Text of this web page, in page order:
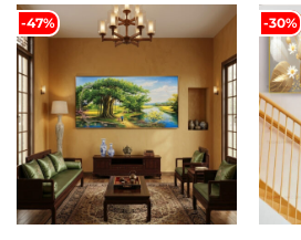
-47% -30%